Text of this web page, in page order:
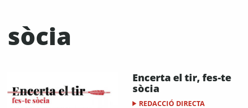
sòcia
Encerta el tir, fes-te
sòcia
REDACCIÓ DIRECTA